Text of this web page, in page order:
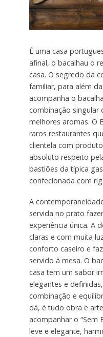
É uma casa
afinal, o bacalhau o
casa. O segredo da
familiar, para além
acompanha o
combinação singular
melhores aromas. O
raros restaurantes
clientela com
absoluto respeito
bastiões da típica
confecionada com
A
servida no prato
experiência única. A
claras e com muita
conforto caseiro e
servido à mesa. O
casa tem um sabor
elegantes e
combinação e
dá, é tudo obra e
acompanhar o “Sem
leve e elegante,